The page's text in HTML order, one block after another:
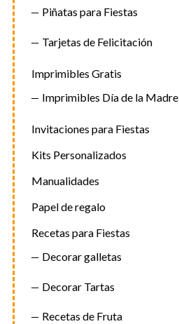
Piñatas para Fiestas
Tarjetas de Felicitación
Imprimibles Gratis
Imprimibles Día de la Madre
Invitaciones para Fiestas
Kits Personalizados
Manualidades
Papel de regalo
Recetas para Fiestas
Decorar galletas
Decorar Tartas
Recetas de Fruta